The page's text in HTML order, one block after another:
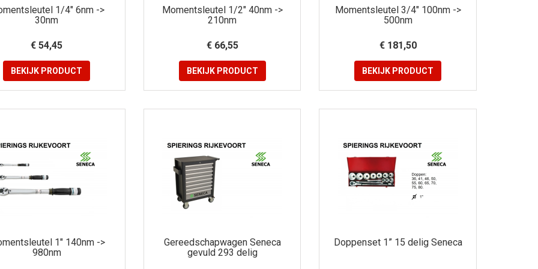
1/4" 6nm ->
30nm
€ 54,45
BEKIJK PRODUCT
Momentsleutel 1/2" 40nm ->
210nm
€ 66,55
BEKIJKPRODUCT
Momentsleutel 3/4" 100nm ->
500nm
€ 181,50
BEKIJK PRODUCT
1" 140nm ->
980nm
Gereedschapwagen Seneca
gevuld 293 delig
Doppenset 1” 15 delig Seneca